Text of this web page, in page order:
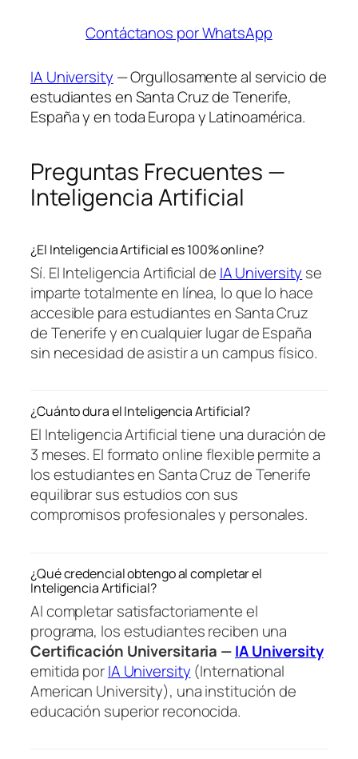
Contáctanos por WhatsApp
IA University — Orgullosamente al servicio de
estudiantes en Santa Cruz de Tenerife,
España y en toda Europa y Latinoamérica.
Preguntas Frecuentes —
Inteligencia Artificial
¿El Inteligencia Artificial es 100% online?
Sí. El Inteligencia Artificial de IA University se
imparte totalmente en línea, lo que lo hace
accesible para estudiantes en Santa Cruz
de Tenerife y en cualquier lugar de España
sin necesidad de asistir a un campus físico.
¿Cuánto dura el Inteligencia Artificial?
El Inteligencia Artificial tiene una duración de
3 meses. El formato online flexible permite a
los estudiantes en Santa Cruz de Tenerife
equilibrar sus estudios con sus
compromisos profesionales y personales.
¿Qué credencial obtengo al completar el
Inteligencia Artificial?
Al completar satisfactoriamente el
programa, los estudiantes reciben una
Certificación Universitaria —IA University
emitida porIA University (International
American University), una institución de
educación superior reconocida.